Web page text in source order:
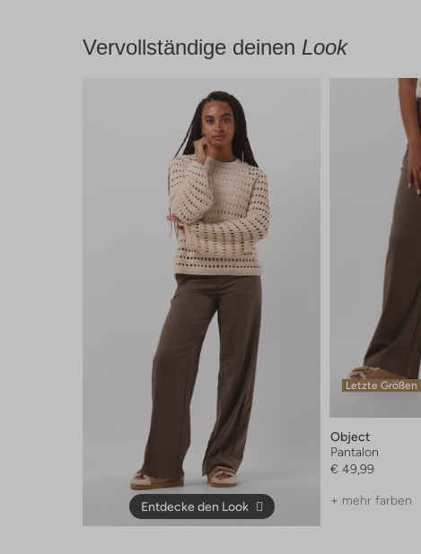
Vervollständige deinen Look
Entdecke den Look
Letzte Größen
Object
Pantalon
€ 49,99
+ mehr farben